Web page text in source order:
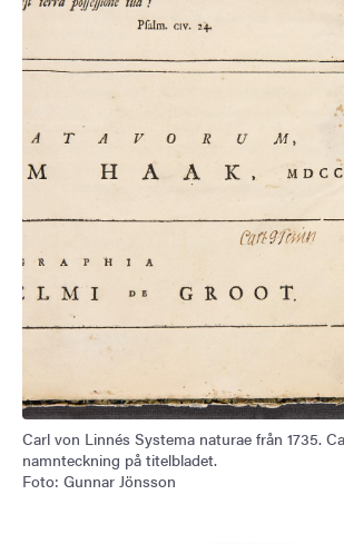
Carl von Linnés Systema naturae från 1735.
namnteckning på titelbladet.
Foto: Gunnar Jönsson